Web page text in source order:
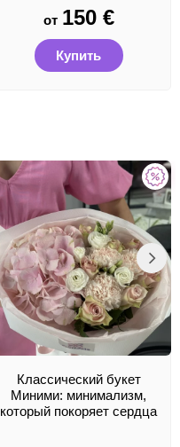
от 150 €
Купить
Классический букет
Миними: минимализм,
который покоряет сердца